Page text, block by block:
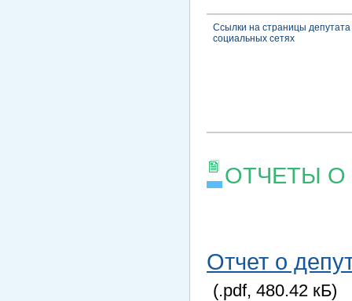
Ссылки на страницы депутата
социальных сетях
ОТЧЕТЫ О
Отчет о
(.pdf, 480.42 кБ)